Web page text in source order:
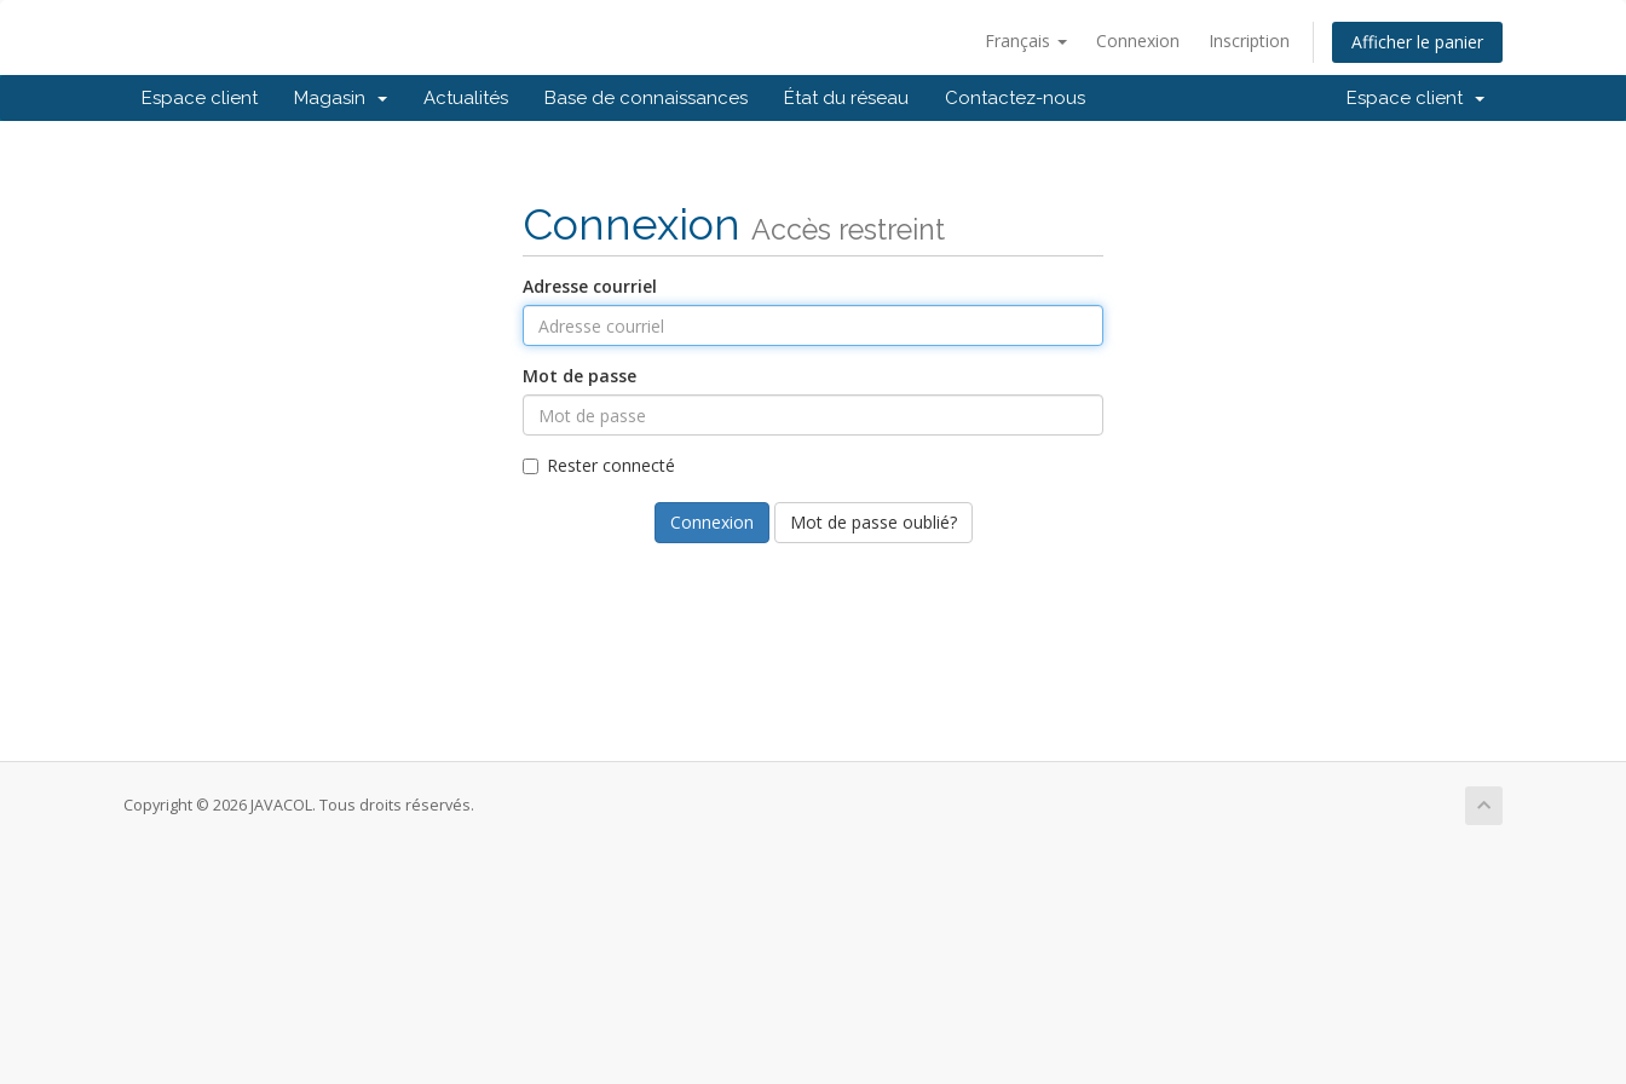
Français Connexion Inscription Afficher le panier
Espace client Magasin Actualités Base de connaissances État du réseau Contactez-nous Espace client
Connexion Accès restreint
Adresse courriel
Mot de passe
Rester connecté
Mot de passe oublié?
Copyright © 2026 JAVACOL. Tous droits réservés.